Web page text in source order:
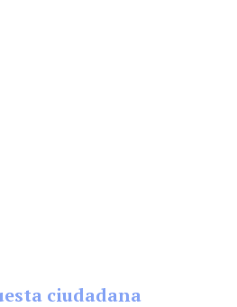
ciudadana